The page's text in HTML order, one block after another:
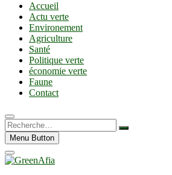
Accueil
Actu verte
Environement
Agriculture
Santé
Politique verte
économie verte
Faune
Contact
Recherche…
Menu Button